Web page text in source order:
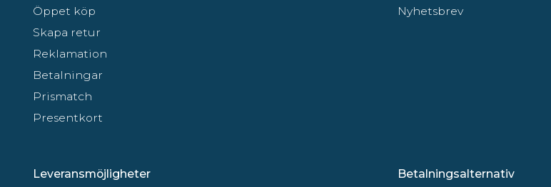
Öppet köp
Skapa retur
Reklamation
Betalningar
Prismatch
Presentkort
Nyhetsbrev
Leveransmöjligheter Betalningsalternativ